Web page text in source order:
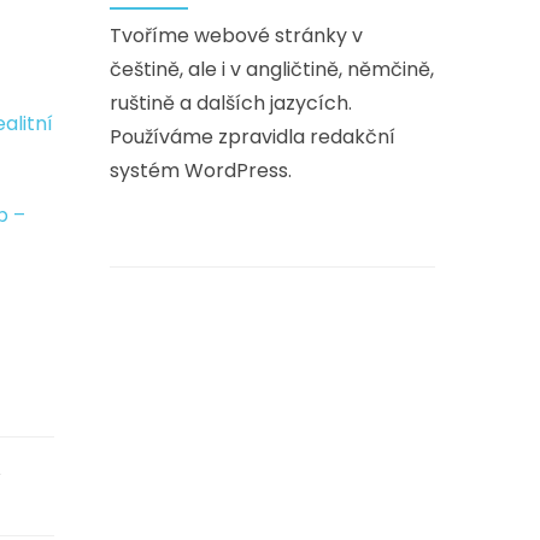
–
Tvoříme webové stránky v
češtině, ale i v angličtině, němčině,
ruštině a dalších jazycích.
Používáme zpravidla redakční
systém WordPress.